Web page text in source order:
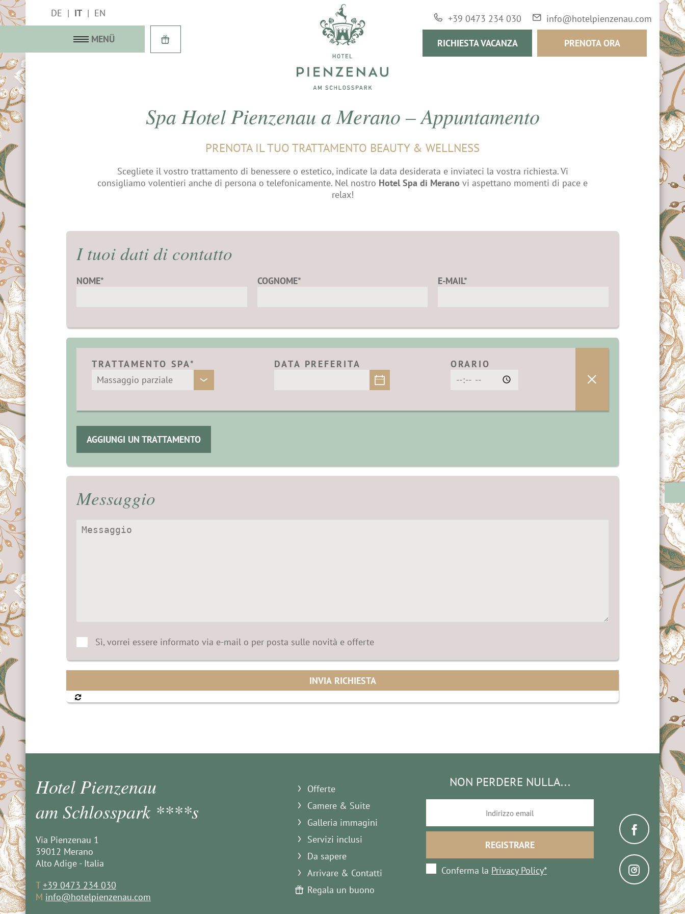
DE IT EN +39 0473 234 030 info@hotelpienzenau.com
RICHIESTA VACANZA PRENOTA ORA
di storia
Rose
Contatti
Suite
Last minute
Merano
& Alpinismo
bicicletta
a Merano
MENÜ
Spa Hotel Pienzenau a Merano – Appuntamento
PRENOTA IL TUO TRATTAMENTO BEAUTY & WELLNESS
Scegliete il vostro trattamento di benessere o estetico, indicate la data desiderata e inviateci la vostra richiesta. Vi
consigliamo volentieri anche di persona o telefonicamente. Nel nostro Hotel Spa di Merano vi aspettano momenti di pace e
relax!
I tuoi dati di contatto
NOME* COGNOME* E-MAIL*
TRATTAMENTO SPA* DATA PREFERITA ORARIO
AGGIUNGI UN TRATTAMENTO
Messaggio
Sì, vorrei essere informato via e-mail o per posta sulle novità e offerte
Hotel Pienzenau
am Schlosspark ****s
Via Pienzenau 1
39012 Merano
Alto Adige - Italia
T+39 0473 234 030
M info@hotelpienzenau.com
Offerte
Camere & Suite
Galleria immagini
Servizi inclusi
Da sapere
Arrivare & Contatti
Regala un buono
NON PERDERE NULLA...
Conferma la Privacy Policy*